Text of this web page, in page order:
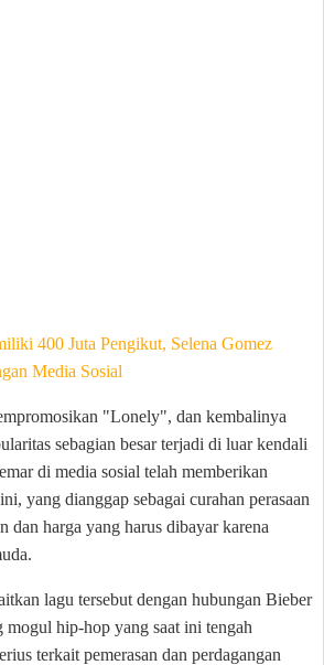
400 Juta Pengikut, Selena Gomez
Media Sosial
"Lonely", dan kembalinya
sebagian besar terjadi di luar kendali
di media sosial telah memberikan
yang dianggap sebagai curahan perasaan
dan harga yang harus dibayar karena
lagu tersebut dengan hubungan Bieber
mogul hip-hop yang saat ini tengah
terkait pemerasan dan perdagangan